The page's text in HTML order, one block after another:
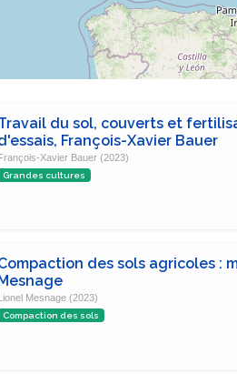
du sol, couverts et
François-Xavier Bauer
Xavier Bauer (2023)
Grandes cultures
des sols agricoles :
Mesnage (2023)
Compaction des sols